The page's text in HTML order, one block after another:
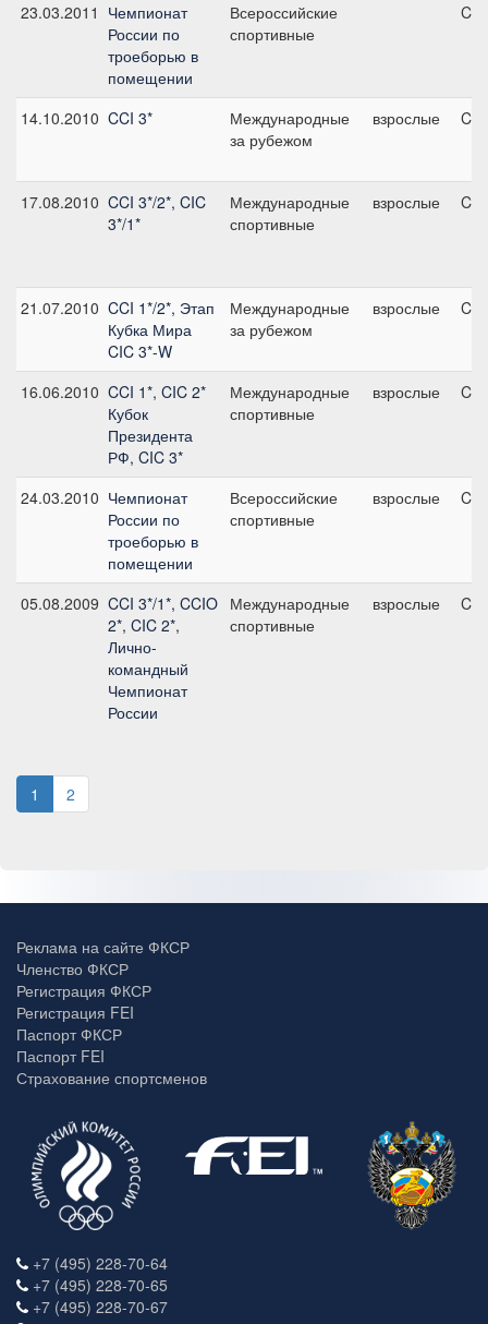
23.03.2011 Чемпионат
России по
троеборью в
помещении
Всероссийские
спортивные
14.10.2010 CCI 3*
Международные
за рубежом
взрослые
17.08.2010 CCI 3*/2*, CIC
3*/1*
Международные
спортивные
взрослые
21.07.2010 CCI 1*/2*, Этап
Кубка Мира
CIC 3*-W
Международные
за рубежом
взрослые
16.06.2010 CCI 1*, CIC 2*
Кубок
Президента
РФ, CIC 3*
Международные
спортивные
взрослые
24.03.2010 Чемпионат
России по
троеборью в
помещении
Всероссийские
спортивные
взрослые
05.08.2009 CCI 3*/1*, CCIO
2*, CIC 2*,
Лично-
командный
Чемпионат
России
Международные
спортивные
взрослые
1 2
Реклама на сайте ФКСР
Членство ФКСР
Регистрация ФКСР
Регистрация FEI
Паспорт ФКСР
Паспорт FEI
Страхование спортсменов
+7 (495) 228-70-64
+7 (495) 228-70-65
+7 (495) 228-70-67